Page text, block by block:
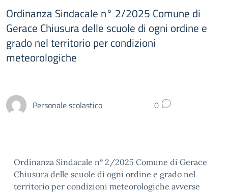
Ordinanza Sindacale n° 2/2025 Comune di
Gerace Chiusura delle scuole di ogni ordine e
grado nel territorio per condizioni
meteorologiche
Personale scolastico 0
Ordinanza Sindacale n° 2/2025 Comune di Gerace
Chiusura delle scuole di ogni ordine e grado nel
territorio per condizioni meteorologiche avverse